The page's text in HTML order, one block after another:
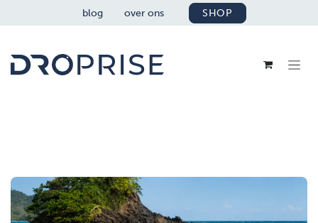
OVERSLAAN NAAR INHOUD
blog over ons SHOP